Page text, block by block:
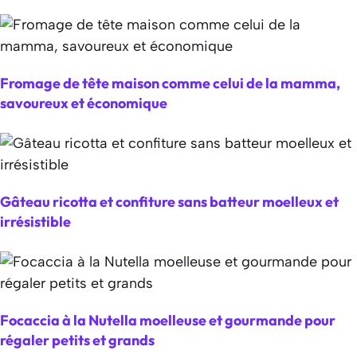
Fromage de tête maison comme celui de la mamma,
savoureux et économique
Gâteau ricotta et confiture sans batteur moelleux et
irrésistible
Focaccia à la Nutella moelleuse et gourmande pour
régaler petits et grands